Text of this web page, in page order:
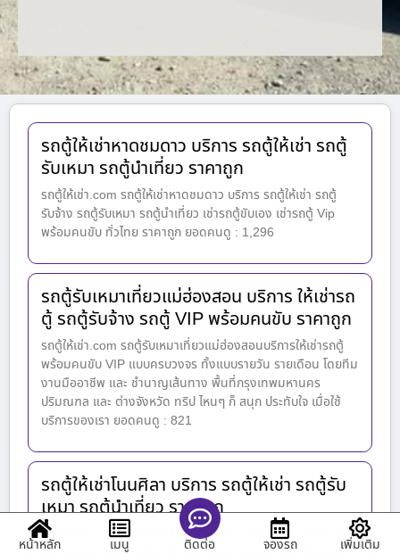
รถตู้ให้เช่าหาดชมดาว บริการ รถตู้ให้เช่า รถตู้
รับเหมา รถตู้นำเที่ยว ราคาถูก
รถตู้ให้เช่า.com รถตู้ให้เช่าหาดชมดาว บริการ รถตู้ให้เช่า รถตู้
รับจ้าง รถตู้รับเหมา รถตู้นำเที่ยว เช่ารถตู้ขับเอง เช่ารถตู้ Vip
พร้อมคนขับ ทั่วไทย ราคาถูก ยอดคนดู : 1,296
รถตู้รับเหมาเที่ยวแม่ฮ่องสอน บริการ ให้เช่ารถ
ตู้ รถตู้รับจ้าง รถตู้ VIP พร้อมคนขับ ราคาถูก
รถตู้ให้เช่า.com รถตู้รับเหมาเที่ยวแม่ฮ่องสอนบริการให้เช่ารถตู้
พร้อมคนขับ VIP แบบครบวงจร ทั้งแบบรายวัน รายเดือน โดยทีม
งานมืออาชีพ และ ชำนาญเส้นทาง พื้นที่กรุงเทพมหานคร
ปริมณฑล และ ต่างจังหวัด ทริป ไหนๆ ก็ สนุก ประทับใจ เมื่อใช้
บริการของเรา ยอดคนดู : 821
รถตู้ให้เช่าโนนศิลา บริการ รถตู้ให้เช่า รถตู้รับ
เหมา รถตู้นำเที่ยว ราคาถูก
รถตู้ให้เช่า.com รถตู้ให้เช่าโนนศิลา บริการ รถตู้ให้เช่า รถตู้รับจ้าง
หน้าหลัก เมนู ติดต่อ จองรถ เพิ่มเติม